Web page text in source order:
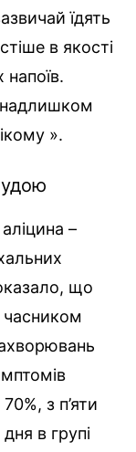
їдять
в якості
надлишком
».
–
що
з п’яти
в групі